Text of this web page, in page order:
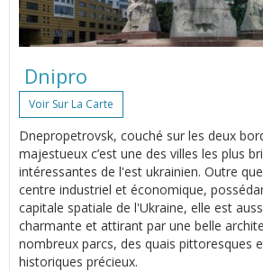
Dnipro
Voir Sur La Carte
Dnepropetrovsk, couché sur les deux
majestueux c’est une des villes les plus
intéressantes de l'est ukrainien. Outre
centre industriel et économique,
capitale spatiale de l'Ukraine, elle est
charmante et attirant par une belle
nombreux parcs, des quais pittoresques
historiques précieux.